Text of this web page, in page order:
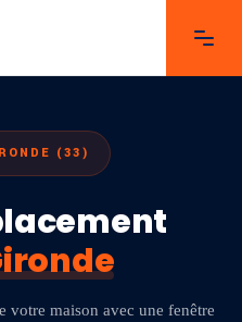
(33)
votre maison avec une fenêtre